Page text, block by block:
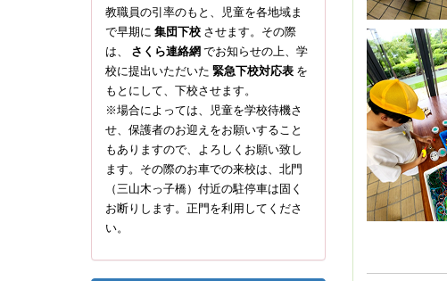
教職員の引率のもと、児童を各地域ま
で早期に 集団下校 させます。その際
は、 さくら連絡網 でお知らせの上、学
校に提出いただいた 緊急下校対応表 を
もとにして、下校させます。
※場合によっては、児童を学校待機さ
せ、保護者のお迎えをお願いすること
もありますので、よろしくお願い致し
ます。その際のお車での来校は、北門
（三山木っ子橋）付近の駐停車は固く
お断りします。正門を利用してくださ
い。